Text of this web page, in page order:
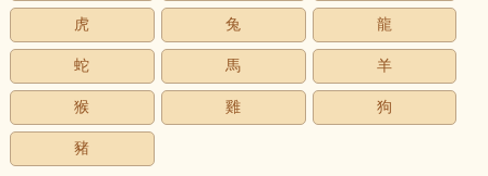
虎 兔 龍
蛇 馬 羊
猴 雞 狗
豬